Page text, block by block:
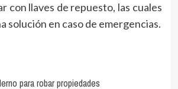
con llaves de repuesto, las cuales
solución en caso de emergencias.
para robar propiedades